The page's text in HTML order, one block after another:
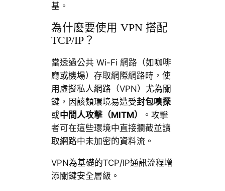
基。
為什麼要使用 VPN 搭配
TCP/IP？
當透過公共 Wi-Fi 網路（如咖啡
廳或機場）存取網際網路時，使
用虛擬私人網路（VPN）尤為關
鍵，因該類環境易遭受封包嗅探
或中間人攻擊（MITM）
。攻擊
者可在這些環境中直接攔截並讀
取網路中未加密的資料流。
VPN為基礎的TCP/IP通訊流程增
添關鍵安全層級。